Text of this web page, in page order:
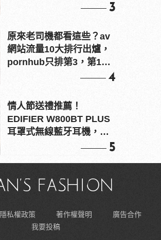
3
原來老司機都看這些？av
網站流量10大排行出爐，
pornhub只排第3，第1名
4
情人節送禮推薦！
EDIFIER W800BT PLUS
耳罩式無線藍牙耳機，在
5
隱私權政策 著作權聲明
廣告合作
我要投稿